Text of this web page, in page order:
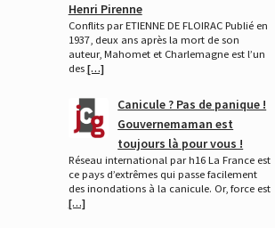
Henri Pirenne
Conflits par ETIENNE DE FLOIRAC Publié en
1937, deux ans après la mort de son
auteur, Mahomet et Charlemagne est l’un
des […]
Canicule ? Pas de panique !
Gouvernemaman est
toujours là pour vous !
Réseau international par h16 La France est
ce pays d’extrêmes qui passe facilement
des inondations à la canicule. Or, force est
[…]